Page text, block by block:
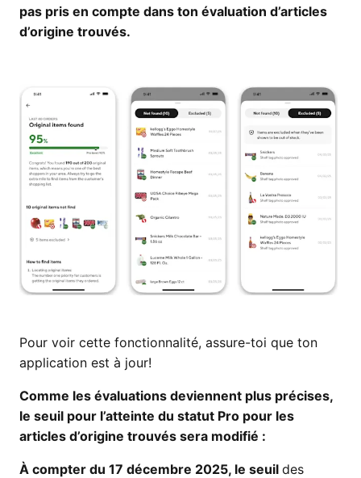
pas pris en compte dans ton évaluation d’articles
d’origine trouvés.
Pour voir cette fonctionnalité, assure-toi que ton
application est à jour!
Comme les évaluations deviennent plus précises,
le seuil pour l’atteinte du statut Pro pour les
articles d’origine trouvés sera modifié :
À compter du 17 décembre 2025, le seuil des